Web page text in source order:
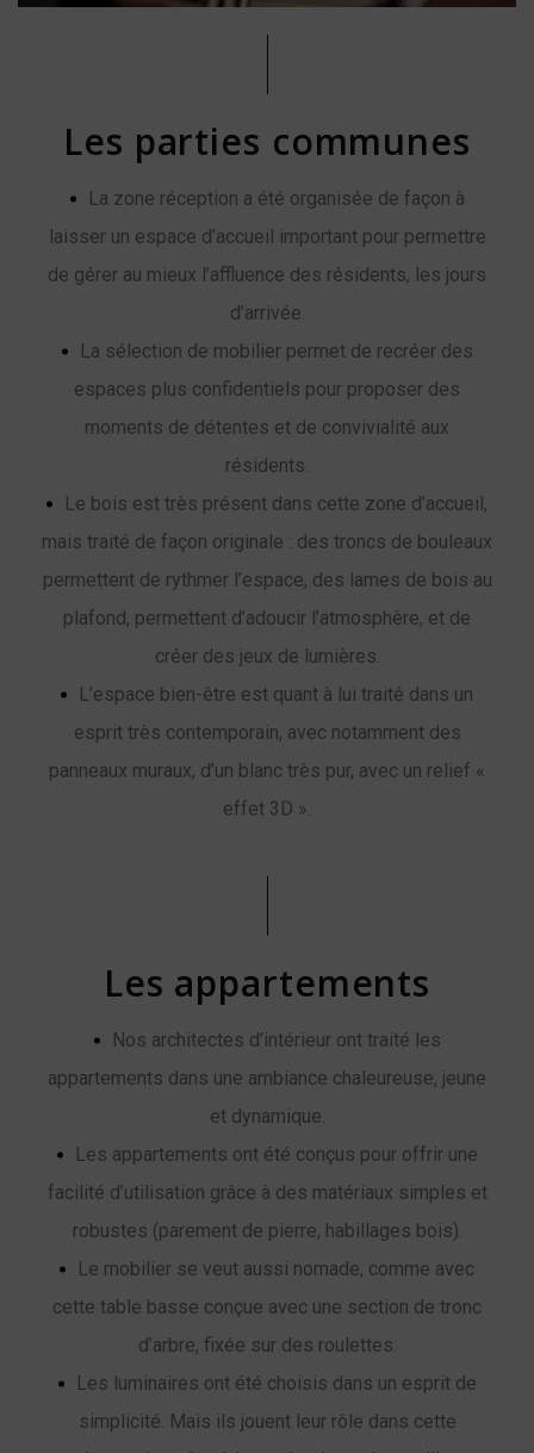
Les parties communes
La zone réception a été organisée de façon à
laisser un espace d’accueil important pour permettre
de gérer au mieux l’affluence des résidents, les jours
d’arrivée.
La sélection de mobilier permet de recréer des
espaces plus confidentiels pour proposer des
moments de détentes et de convivialité aux
résidents.
Le bois est très présent dans cette zone d’accueil,
mais traité de façon originale : des troncs de bouleaux
permettent de rythmer l’espace, des lames de bois au
plafond, permettent d’adoucir l’atmosphère, et de
créer des jeux de lumières.
L’espace bien-être est quant à lui traité dans un
esprit très contemporain, avec notamment des
panneaux muraux, d’un blanc très pur, avec un relief «
effet 3D ».
Les appartements
Nos architectes d’intérieur ont traité les
appartements dans une ambiance chaleureuse, jeune
et dynamique.
Les appartements ont été conçus pour offrir une
facilité d’utilisation grâce à des matériaux simples et
robustes (parement de pierre, habillages bois).
Le mobilier se veut aussi nomade, comme avec
cette table basse conçue avec une section de tronc
d’arbre, fixée sur des roulettes.
Les luminaires ont été choisis dans un esprit de
simplicité. Mais ils jouent leur rôle dans cette